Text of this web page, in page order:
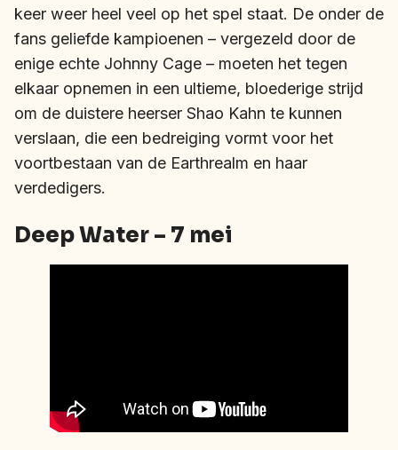
keer weer heel veel op het spel staat. De onder de
fans geliefde kampioenen – vergezeld door de
enige echte Johnny Cage – moeten het tegen
elkaar opnemen in een ultieme, bloederige strijd
om de duistere heerser Shao Kahn te kunnen
verslaan, die een bedreiging vormt voor het
voortbestaan van de Earthrealm en haar
verdedigers.
Deep Water – 7 mei